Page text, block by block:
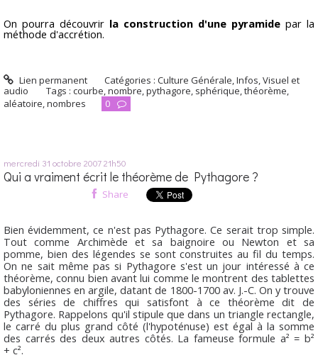
On pourra découvrir la construction d'une pyramide par la
méthode d'accrétion.
Lien permanent Catégories :Culture Générale,Infos,Visuel et
audio
Tags : courbe,nombre,pythagore, sphérique,théorème,
aléatoire,nombres 0
mercredi 31 octobre 200721h50
Qui a vraiment écrit le théorème de Pythagore ?
Share
Bien évidemment, ce n'est pas Pythagore. Ce serait trop simple.
Tout comme Archimède et sa baignoire ou Newton et sa
pomme, bien des légendes se sont construites au fil du temps.
On ne sait même pas si Pythagore s'est un jour intéressé à ce
théorème, connu bien avant lui comme le montrent des tablettes
babyloniennes en argile, datant de 1800-1700 av. J.-C. On y trouve
des séries de chiffres qui satisfont à ce théorème dit de
Pythagore. Rappelons qu'il stipule que dans un triangle rectangle,
le carré du plus grand côté (l'hypoténuse) est égal à la somme
des carrés des deux autres côtés. La fameuse formule a² = b²
+ c².